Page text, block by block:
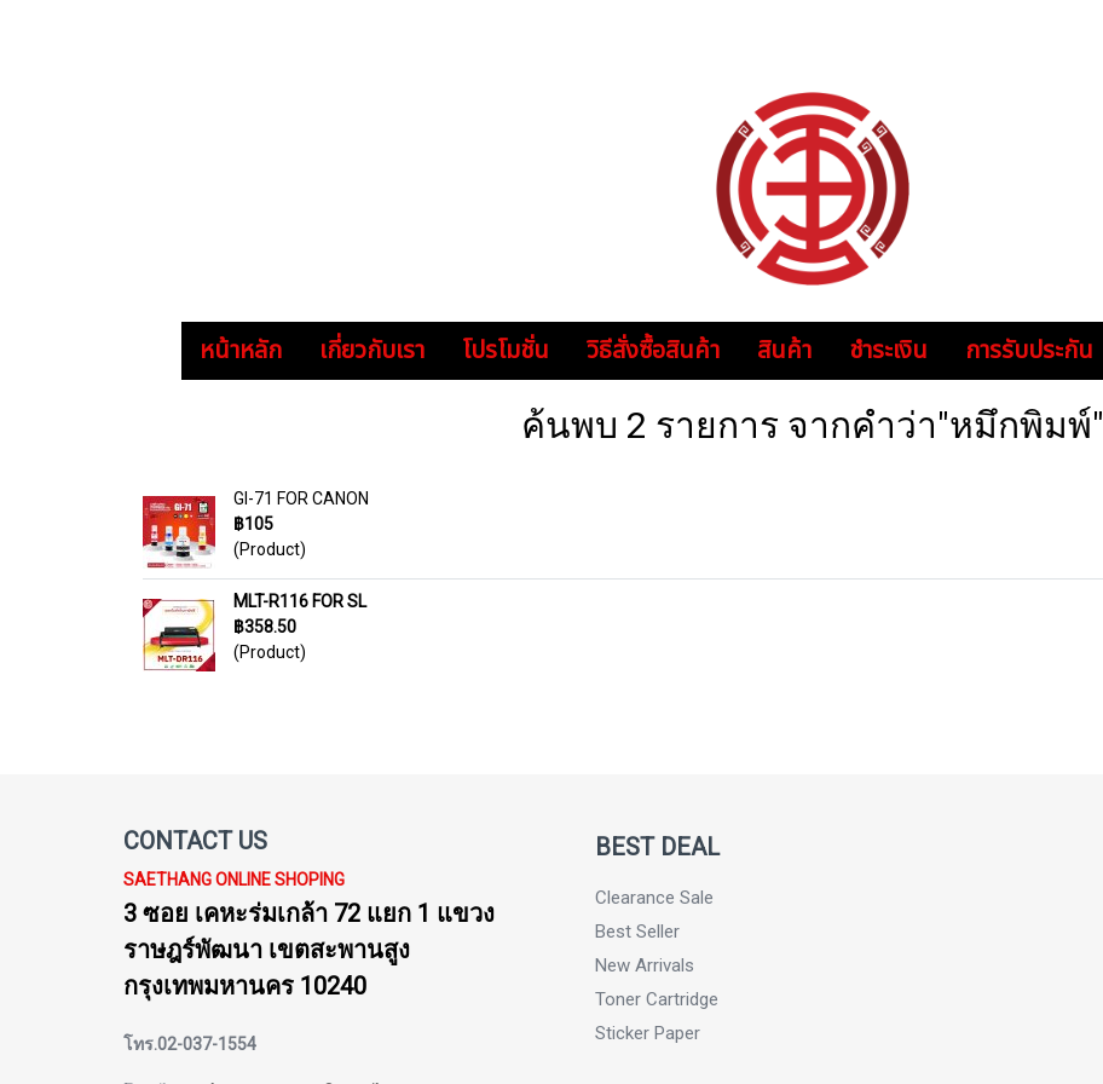
หน้าหลัก เกี่ยวกับเรา โปรโมชั่น วิธีสั่งซื้อสินค้า สินค้า ชำระเงิน การรับประกัน
ค้นพบ 2 รายการ จากคำว่า"หมึกพิมพ์"
GI-71 FOR CANON
฿105
(Product)
MLT-R116 FOR SL
฿358.50
(Product)
CONTACT US
SAETHANG ONLINE SHOPING
3 ซอย เคหะร่มเกล้า 72 แยก 1 แขวง
ราษฎร์พัฒนา เขตสะพานสูง
กรุงเทพมหานคร 10240
โทร.02-037-1554
BEST DEAL
Clearance Sale
Best Seller
New Arrivals
Toner Cartridge
Sticker Paper